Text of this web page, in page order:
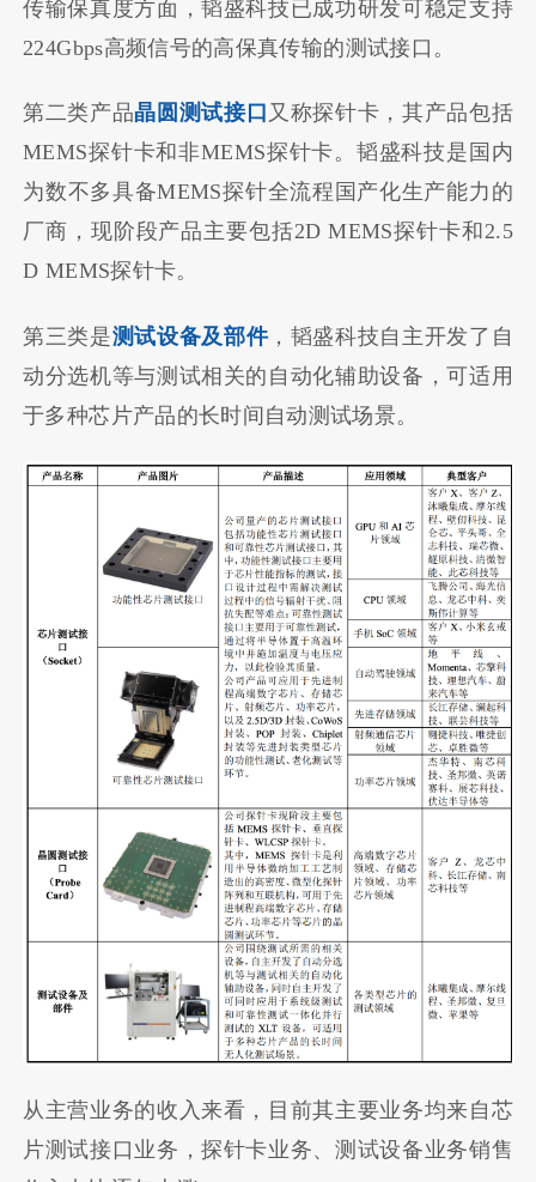
传输保真度方面，韬盛科技已成功研发可稳定支持
224Gbps高频信号的高保真传输的测试接口。
第二类产品晶圆测试接口 又称探针卡，其产品包括
MEMS探针卡和非MEMS探针卡。韬盛科技是国内
为数不多具备MEMS探针全流程国产化生产能力的
厂商，现阶段产品主要包括2D MEMS探针卡和2.5
D MEMS探针卡。
第三类是测试设备及部件，韬盛科技自主开发了自
动分选机等与测试相关的自动化辅助设备，可适用
于多种芯片产品的长时间自动测试场景。
从主营业务的收入来看，目前其主要业务均来自芯
片测试接口业务，探针卡业务、测试设备业务销售